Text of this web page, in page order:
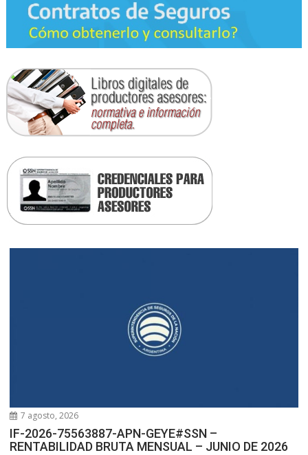
7 agosto, 2026
IF-2026-75563887-APN-GEYE#SSN –
RENTABILIDAD BRUTA MENSUAL – JUNIO DE 2026